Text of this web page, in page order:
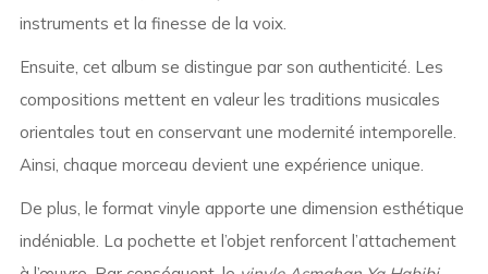
instruments et la finesse de la voix.
Ensuite, cet album se distingue par son authenticité. Les
compositions mettent en valeur les traditions musicales
orientales tout en conservant une modernité intemporelle.
Ainsi, chaque morceau devient une expérience unique.
De plus, le format vinyle apporte une dimension esthétique
indéniable. La pochette et l’objet renforcent l’attachement